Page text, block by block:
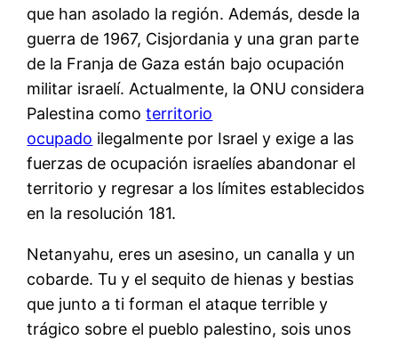
que han asolado la región. Además, desde la
guerra de 1967, Cisjordania y una gran parte
de la Franja de Gaza están bajo ocupación
militar israelí. Actualmente, la ONU considera
Palestina comoterritorio
ocupado ilegalmente por Israel y exige a las
fuerzas de ocupación israelíes abandonar el
territorio y regresar a los límites establecidos
en la resolución 181.
Netanyahu, eres un asesino, un canalla y un
cobarde. Tu y el sequito de hienas y bestias
que junto a ti forman el ataque terrible y
trágico sobre el pueblo palestino, sois unos